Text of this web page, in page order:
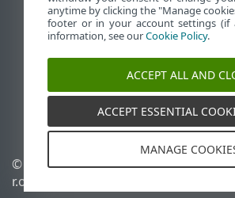
데스크톱 사이트 보기
End of Life
ESET 지식 베이스
ESET Status Portal
국가별 지원
© 1992-2026ESET, spol. s
r.o. - All rights reserved.
anytime by clicking the "Manage
footer or in your account settings (if
information, see ourCookie Policy.
ACCEPT ALL AND
ACCEPT ESSENTIAL
MANAGE